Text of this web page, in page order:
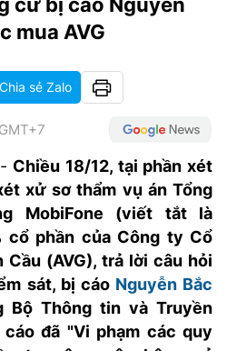
mua AVG
Chia sẻ Zalo
Chiều 18/12, tại phần xét
xử sơ thẩm vụ án Tổng
MobiFone (viết tắt là
cổ phần của Công ty Cổ
Cầu (AVG), trả lời câu hỏi
sát, bị cáo Nguyễn Bắc
Bộ Thông tin và Truyền
đã "Vi phạm các quy